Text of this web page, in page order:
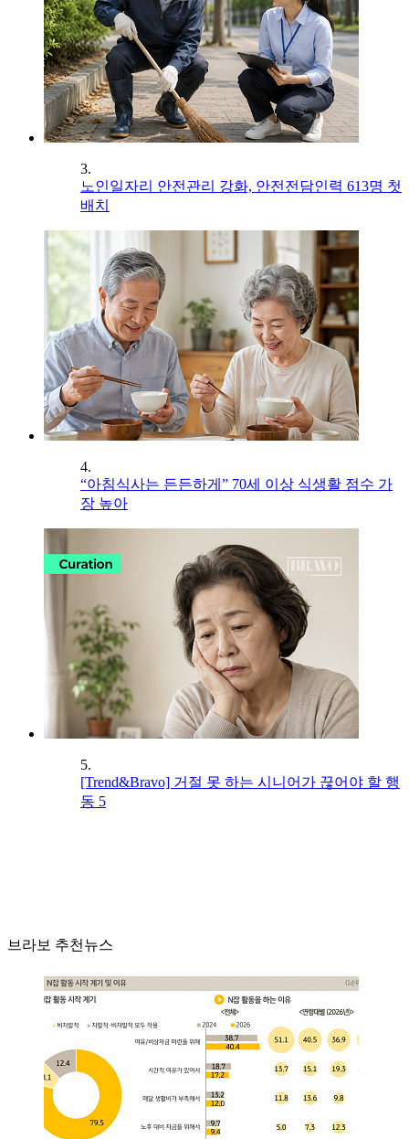
3.
노인일자리 안전관리 강화, 안전전담인력 613명 첫
배치
4.
“아침식사는 든든하게” 70세 이상 식생활 점수 가
장 높아
5.
[Trend&Bravo] 거절 못 하는 시니어가 끊어야 할 행
동 5
브라보 추천뉴스